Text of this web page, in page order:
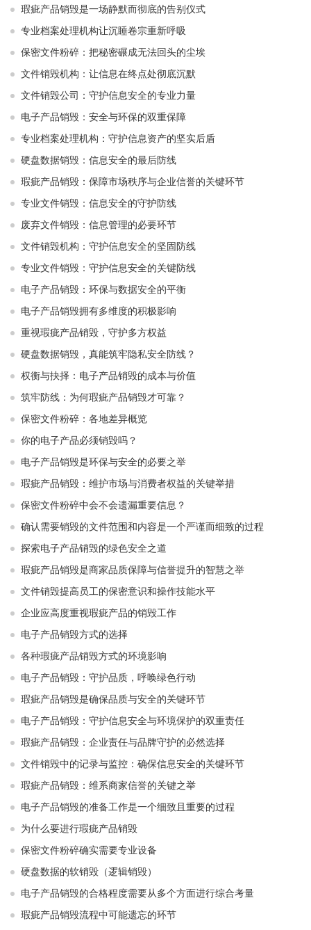
瑕疵产品销毁是一场静默而彻底的告别仪式
专业档案处理机构让沉睡卷宗重新呼吸
保密文件粉碎：把秘密碾成无法回头的尘埃
文件销毁机构：让信息在终点处彻底沉默
文件销毁公司：守护信息安全的专业力量
电子产品销毁：安全与环保的双重保障
专业档案处理机构：守护信息资产的坚实后盾
硬盘数据销毁：信息安全的最后防线
瑕疵产品销毁：保障市场秩序与企业信誉的关键环节
专业文件销毁：信息安全的守护防线
废弃文件销毁：信息管理的必要环节
文件销毁机构：守护信息安全的坚固防线
专业文件销毁：守护信息安全的关键防线
电子产品销毁：环保与数据安全的平衡
电子产品销毁拥有多维度的积极影响
重视瑕疵产品销毁，守护多方权益
硬盘数据销毁，真能筑牢隐私安全防线？
权衡与抉择：电子产品销毁的成本与价值
筑牢防线：为何瑕疵产品销毁才可靠？
保密文件粉碎：各地差异概览
你的电子产品必须销毁吗？
电子产品销毁是环保与安全的必要之举​ ​
瑕疵产品销毁：维护市场与消费者权益的关键举措​ ​
保密文件粉碎中会不会遗漏重要信息？
确认需要销毁的文件范围和内容是一个严谨而细致的过程
探索电子产品销毁的绿色安全之道
瑕疵产品销毁是商家品质保障与信誉提升的智慧之举
文件销毁提高员工的保密意识和操作技能水平
企业应高度重视瑕疵产品的销毁工作
电子产品销毁方式的选择
各种瑕疵产品销毁方式的环境影响
电子产品销毁：守护品质，呼唤绿色行动
瑕疵产品销毁是确保品质与安全的关键环节
电子产品销毁：守护信息安全与环境保护的双重责任
瑕疵产品销毁：企业责任与品牌守护的必然选择
文件销毁中的记录与监控：确保信息安全的关键环节
瑕疵产品销毁：维系商家信誉的关键之举
电子产品销毁的准备工作是一个细致且重要的过程
为什么要进行瑕疵产品销毁
保密文件粉碎确实需要专业设备
硬盘数据的软销毁（逻辑销毁）
电子产品销毁的合格程度需要从多个方面进行综合考量
瑕疵产品销毁流程中可能遗忘的环节